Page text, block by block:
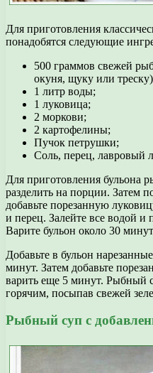
Для приготовления
понадобятся следующие
500 граммов свежей
окуня, щуку или
1 литр воды;
1 луковица;
2 моркови;
2 картофелины;
Пучок петрушки;
Соль, перец, лавровый
Для приготовления бульона
разделить на порции. Затем
добавьте порезанную
и перец. Залейте все водой и
Варите бульон около 30
Добавьте в бульон
минут. Затем добавьте
варить еще 5 минут. Рыбный
горячим, посыпав свежей
Рыбный суп с